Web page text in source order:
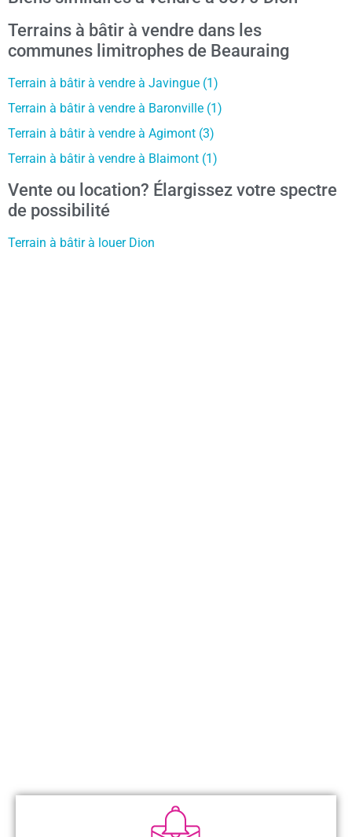
Terrains à bâtir à vendre dans les
communes limitrophes de Beauraing
Terrain à bâtir à vendre à Javingue (1)
Terrain à bâtir à vendre à Baronville (1)
Terrain à bâtir à vendre à Agimont (3)
Terrain à bâtir à vendre à Blaimont (1)
Vente ou location? Élargissez votre spectre
de possibilité
Terrain à bâtir à louer Dion